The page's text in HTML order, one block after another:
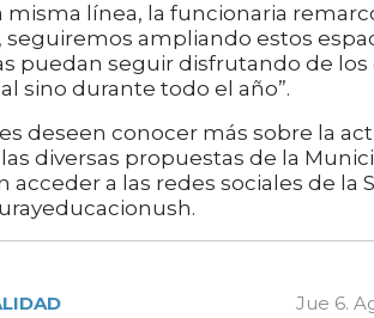
misma línea, la funcionaria
seguiremos ampliando estos
puedan seguir disfrutando de
sino durante todo el año”.
deseen conocer más sobre la
diversas propuestas de la
acceder a las redes sociales de la
Jue 6.